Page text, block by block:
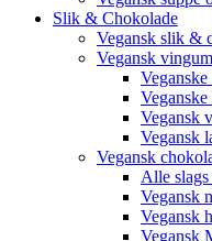
Slik & Chokolade
Vegansk slik &
Vegansk
Vegansk
Vegansk
Vegansk
Alle
Vegansk
Vegansk
Vegansk